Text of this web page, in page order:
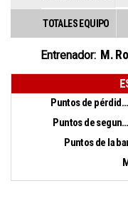
TOTALES EQUIPO
Entrenador: M.
Puntos de pérdidas:
Puntos de segunda oportunidad: